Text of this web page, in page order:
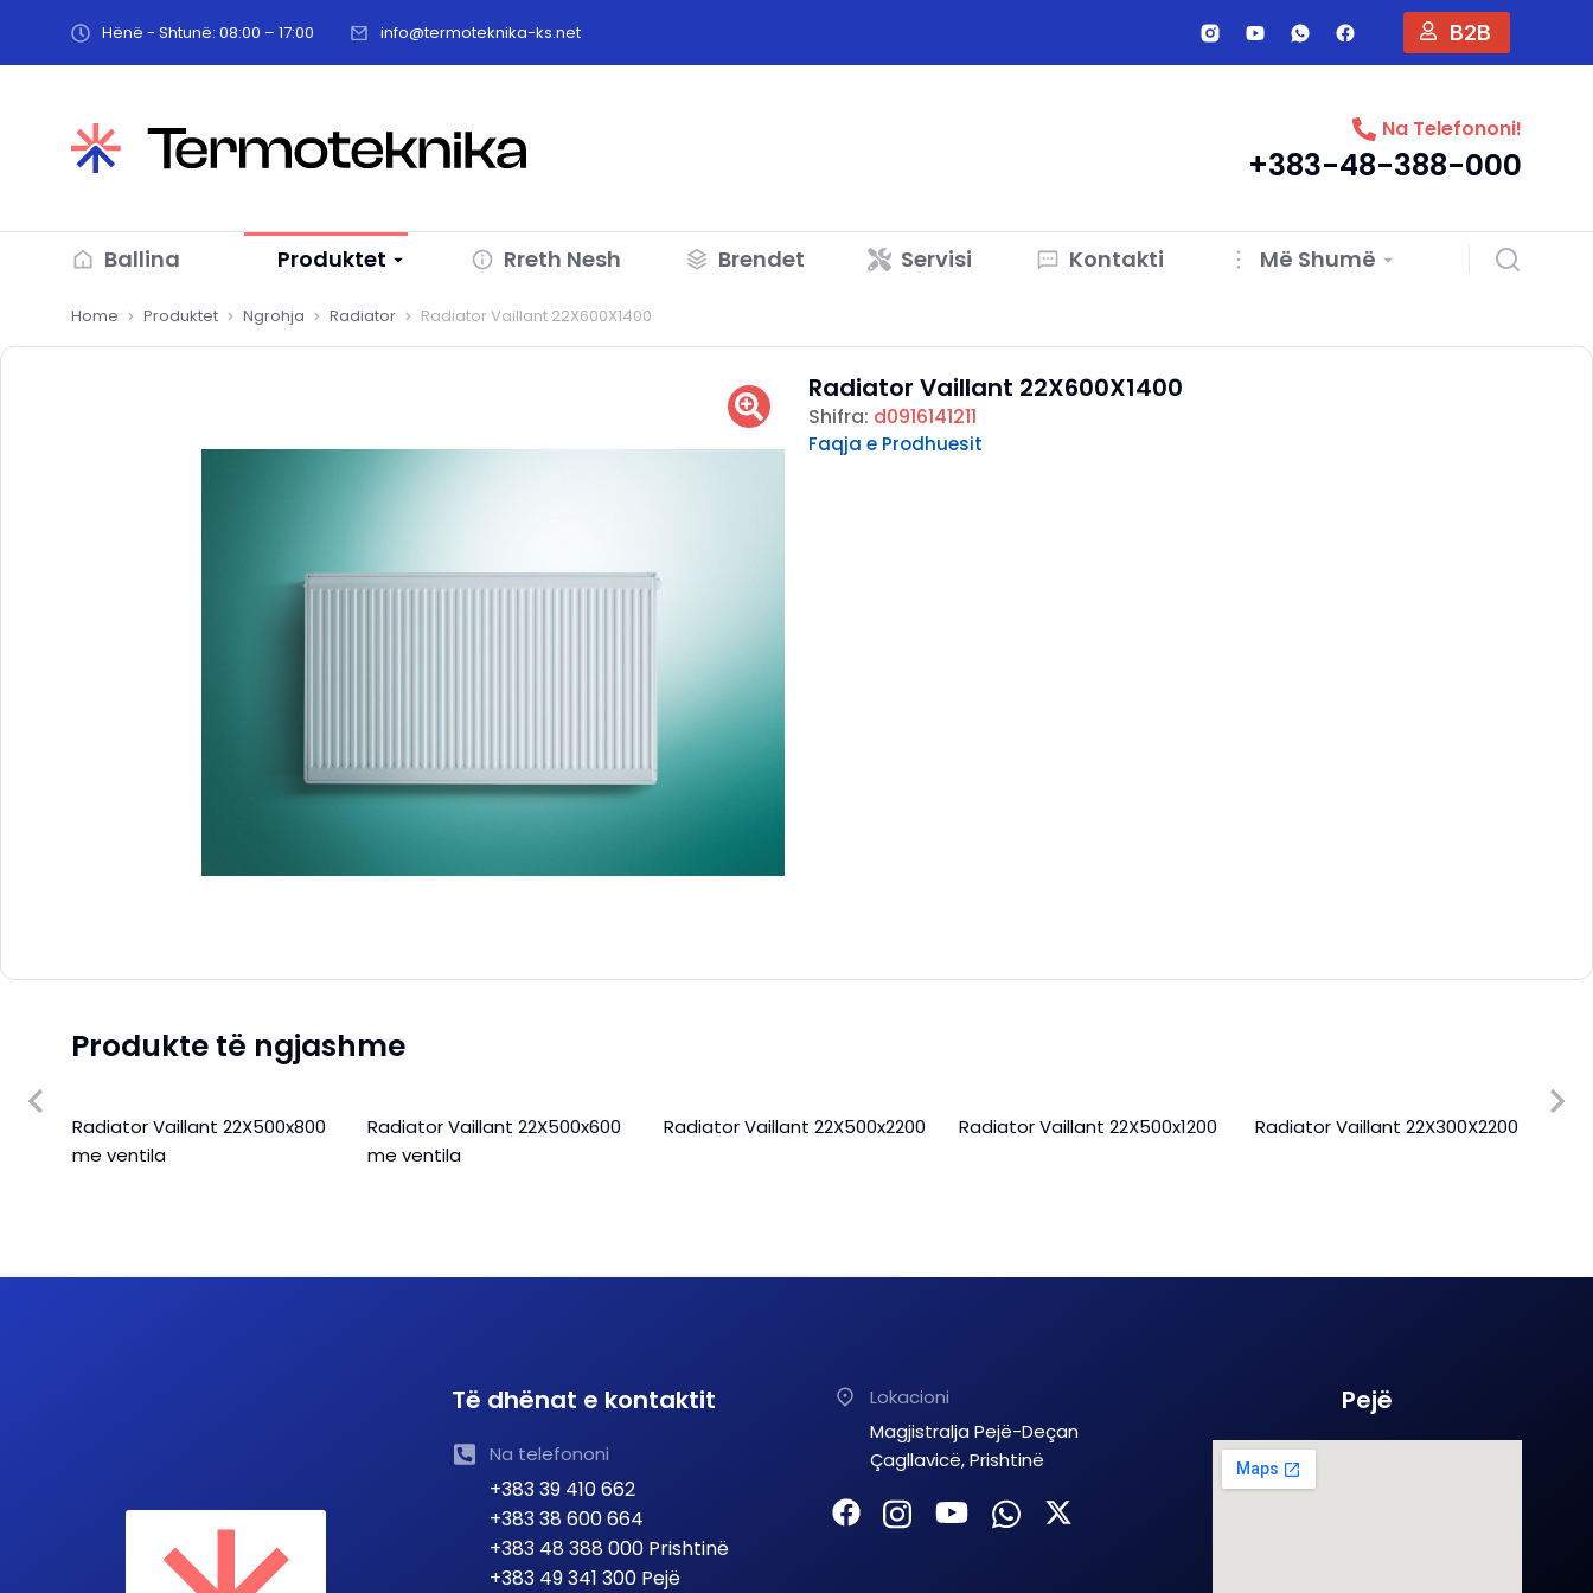
Hënë - Shtunë: 08:00 – 17:00 info@termoteknika-ks.net B2B
Na Telefononi!
+383-48-388-000
Ballina Produktet Rreth Nesh Brendet Servisi Kontakti Më Shumë
You are here:
Home Produktet Ngrohja Radiator Radiator Vaillant 22X600X1400
Radiator Vaillant 22X600X1400
Shifra: d0916141211
Faqja e Prodhuesit
Produkte të ngjashme
Radiator Vaillant 22X500x800
me ventila
Radiator Vaillant 22X500x600
me ventila
Radiator Vaillant 22X500x2200 Radiator Vaillant 22X500x1200 Radiator Vaillant 22X300X2200
Të dhënat e kontaktit
Na telefononi
+383 39 410 662
+383 38 600 664
+383 48 388 000 Prishtinë
+383 49 341 300 Pejë
Lokacioni
Magjistralja Pejë-Deçan
Çagllavicë, Prishtinë
Pejë